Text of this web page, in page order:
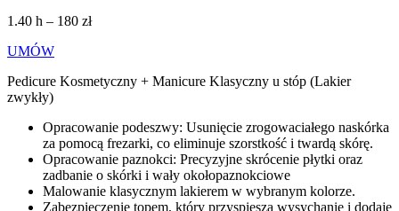
1.40 h – 180 zł
UMÓW
Pedicure Kosmetyczny + Manicure Klasyczny u stóp (Lakier
zwykły)
Opracowanie podeszwy: Usunięcie zrogowaciałego naskórka
za pomocą frezarki, co eliminuje szorstkość i twardą skórę.
Opracowanie paznokci: Precyzyjne skrócenie płytki oraz
zadbanie o skórki i wały okołopaznokciowe
Malowanie klasycznym lakierem w wybranym kolorze.
Zabezpieczenie topem, który przyspiesza wysychanie i dodaje